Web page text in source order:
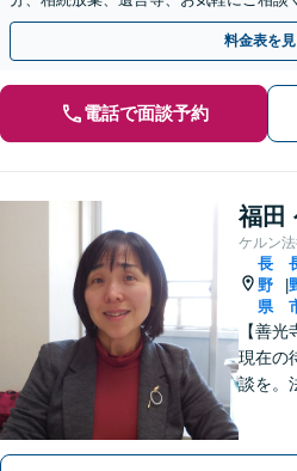
可】【柏崎駅4分】【近隣駐車場あり】
料金表を
電話で面談予約
福田
ケルン
長
野
県
|
【善
現在の
談を。